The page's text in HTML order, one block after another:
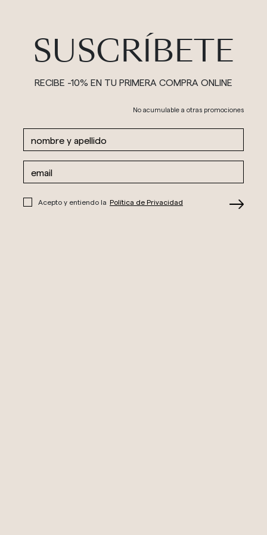
SUSCRÍBETE
RECIBE -10% EN TU PRIMERA COMPRA ONLINE
No acumulable a otras promociones
Acepto y entiendo la Política de Privacidad